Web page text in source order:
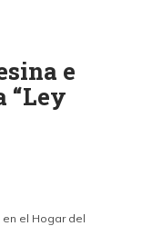
e
“Ley
el Hogar del